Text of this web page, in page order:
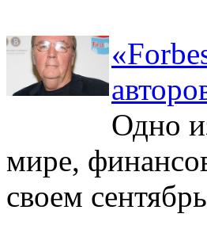
Одно
мире,
своем